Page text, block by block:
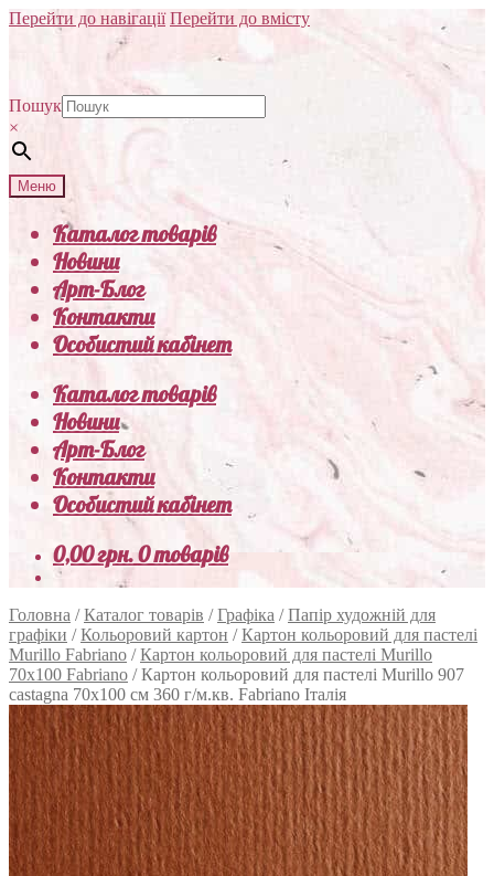
Перейти до навігації Перейти до вмісту
Пошук
×
Меню
Каталог товарів
Новини
Арт-Блог
Контакти
Особистий кабінет
Каталог товарів
Новини
Арт-Блог
Контакти
Особистий кабінет
0,00грн.0 товарів
Головна /Каталог товарів /Графіка /Папір художній для
графіки /Кольоровий картон /Картон кольоровий для пастелі
Murillo Fabriano /Картон кольоровий для пастелі Murillo
70х100 Fabriano /Картон кольоровий для пастелі Murillo 907
castagna 70х100 см 360 г/м.кв. Fabriano Італія